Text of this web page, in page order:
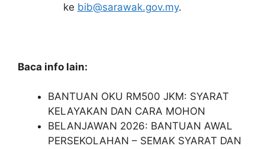
ke bib@sarawak.gov.my.
Baca info lain:
BANTUAN OKU RM500 JKM: SYARAT
KELAYAKAN DAN CARA MOHON
BELANJAWAN 2026: BANTUAN AWAL
PERSEKOLAHAN – SEMAK SYARAT DAN